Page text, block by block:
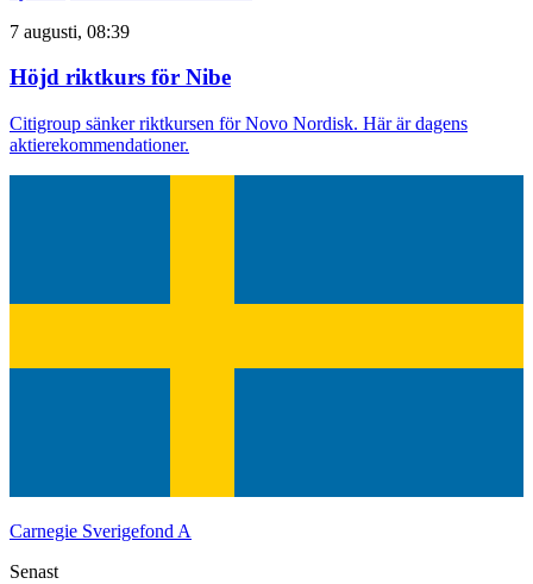
7 augusti, 08:39
Höjd riktkurs för Nibe
Citigroup sänker riktkursen för Novo Nordisk. Här är dagens
aktierekommendationer.
Carnegie Sverigefond A
Senast